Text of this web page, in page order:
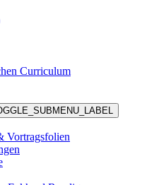
Curriculum
Vortragsfolien